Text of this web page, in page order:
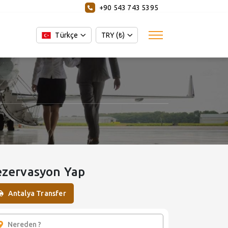
+90 543 743 5395
Türkçe TRY (₺)
Yap
Antalya Transfer